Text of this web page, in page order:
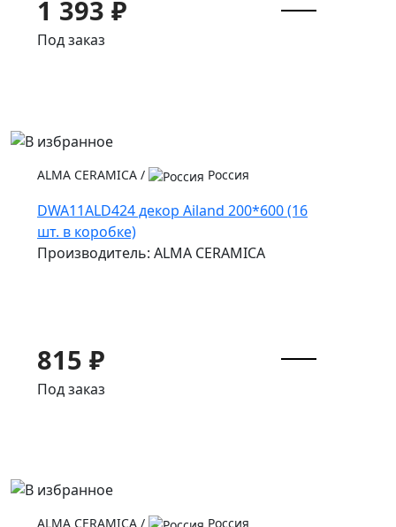
1 393 ₽
Под заказ
ALMA CERAMICA / Россия
DWA11ALD424 декор Ailand 200*600 (16
шт. в коробке)
Производитель: ALMA CERAMICA
815 ₽
Под заказ
ALMA CERAMICA / Россия